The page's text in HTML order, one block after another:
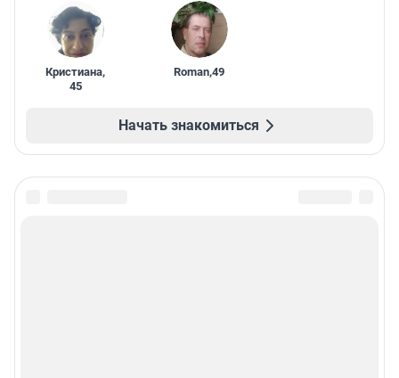
Кристиана,
45
Roman,49
Начать знакомиться